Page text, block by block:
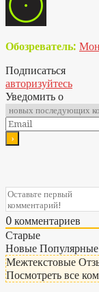
Обозреватель:
Подписаться
авторизуйтесь
Уведомить о
0 комментариев
Старые
Новые Популярные
Межтекстовые
Посмотреть все